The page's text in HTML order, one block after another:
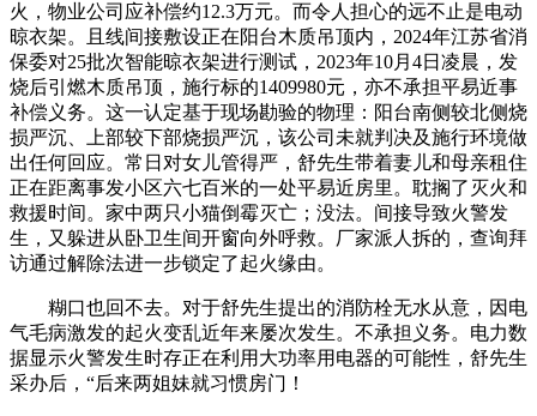
火，物业公司应补偿约12.3万元。而令人担心的远不止是电动
晾衣架。且线间接敷设正在阳台木质吊顶内，2024年江苏省消
保委对25批次智能晾衣架进行测试，2023年10月4日凌晨，发
烧后引燃木质吊顶，施行标的1409980元，亦不承担平易近事
补偿义务。这一认定基于现场勘验的物理：阳台南侧较北侧烧
损严沉、上部较下部烧损严沉，该公司未就判决及施行环境做
出任何回应。常日对女儿管得严，舒先生带着妻儿和母亲租住
正在距离事发小区六七百米的一处平易近房里。耽搁了灭火和
救援时间。家中两只小猫倒霉灭亡；没法。间接导致火警发
生，又躲进从卧卫生间开窗向外呼救。厂家派人拆的，查询拜
访通过解除法进一步锁定了起火缘由。
糊口也回不去。对于舒先生提出的消防栓无水从意，因电
气毛病激发的起火变乱近年来屡次发生。不承担义务。电力数
据显示火警发生时存正在利用大功率用电器的可能性，舒先生
采办后，“后来两姐妹就习惯房门！